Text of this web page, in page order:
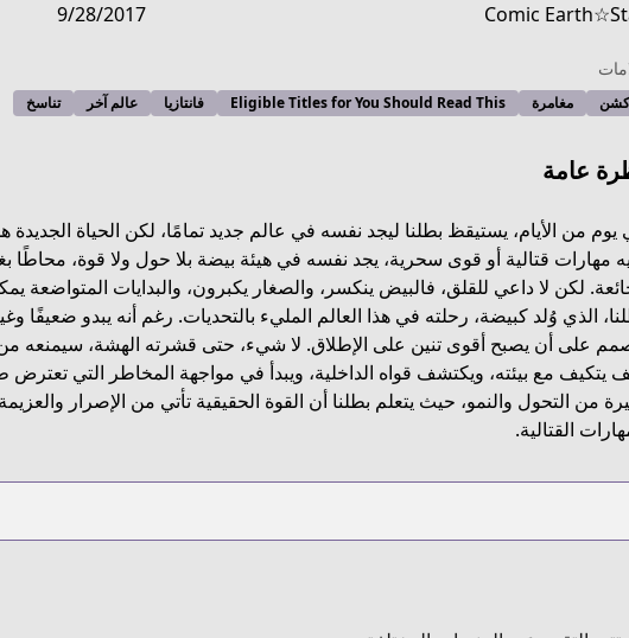
https://sevenseasentertainment.com/series/
Comic
9/28/2017
مغامرة Eligible Titles for You Should Read This فانتازيا عالم آخر تناسخ
عامة
يوم من الأيام، يستيقظ بطلنا ليجد نفسه في عالم جديد تمامًا، لكن الحياة
مهارات قتالية أو قوى سحرية، يجد نفسه في هيئة بيضة بلا حول ولا قوة، محاطًا
لكن لا داعي للقلق، فالبيض ينكسر، والصغار يكبرون، والبدايات المتواضعة
الذي وُلد كبيضة، رحلته في هذا العالم المليء بالتحديات. رغم أنه يبدو ضعيفًا
على أن يصبح أقوى تنين على الإطلاق. لا شيء، حتى قشرته الهشة، سيمنعه من
يتكيف مع بيئته، ويكتشف قواه الداخلية، ويبدأ في مواجهة المخاطر التي
من التحول والنمو، حيث يتعلم بطلنا أن القوة الحقيقية تأتي من الإصرار
القتالية.